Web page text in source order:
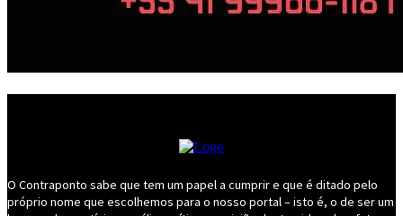
O Contraponto sabe que tem um papel a cumprir e que é ditado pelo
próprio nome que escolhemos para o nosso portal – isto é, o de ser um